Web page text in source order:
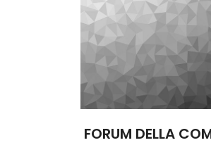
FORUM DELLA